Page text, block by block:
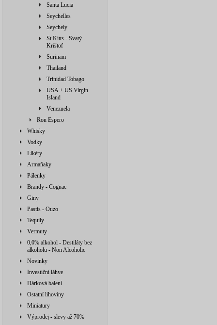
Santa Lucia
Seychelles
Seychely
St.Kitts - Svatý
Krištof
Surinam
Thailand
Trinidad Tobago
USA + US Virgin
Island
Venezuela
Ron Espero
Whisky
Vodky
Likéry
Armaňaky
Pálenky
Brandy - Cognac
Giny
Pastis - Ouzo
Tequily
Vermuty
0,0% alkohol - Destiláty bez
alkoholu - Non Alcoholic
Novinky
Investiční láhve
Dárková balení
Ostatní lihoviny
Miniatury
Výprodej - slevy až 70%